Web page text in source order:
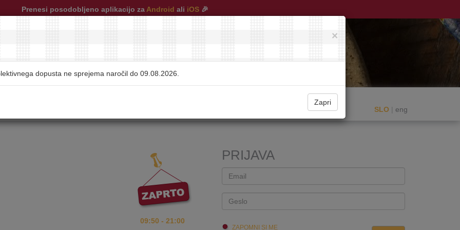
Prenesi posodobljeno aplikacijo za Android ali iOS 🎉
SLO | eng
09:50 - 21:00
PRIJAVA
ZAPOMNI SI ME
×
dopusta ne sprejema naročil do 09.08.2026.
Zapri